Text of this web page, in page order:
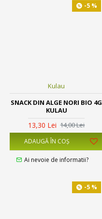
-5 %
Kulau
SNACK DIN ALGE NORI BIO 4G
KULAU
13,30 Lei 14,00 Lei
ADAUGĂ ÎN COŞ
Ai nevoie de informatii?
-5 %